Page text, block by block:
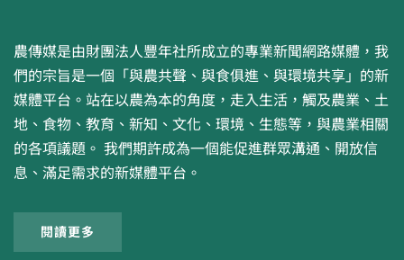
農傳媒是由財團法人豐年社所成立的專業新聞網路媒體，我
們的宗旨是一個「與農共聲、與食俱進、與環境共享」的新
媒體平台。站在以農為本的角度，走入生活，觸及農業、土
地、食物、教育、新知、文化、環境、生態等，與農業相關
的各項議題。 我們期許成為一個能促進群眾溝通、開放信
息、滿足需求的新媒體平台。
閱讀更多